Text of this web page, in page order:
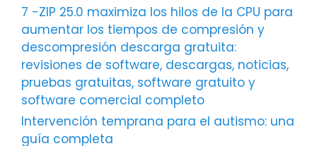
7 -ZIP 25.0 maximiza los hilos de la CPU para
aumentar los tiempos de compresión y
descompresión descarga gratuita:
revisiones de software, descargas, noticias,
pruebas gratuitas, software gratuito y
software comercial completo
Intervención temprana para el autismo: una
guía completa